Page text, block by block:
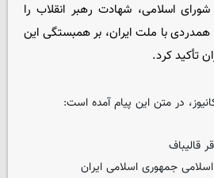
اسلامی، شهادت رهبر انقلاب را
با ملت ایران، بر همبستگی این
تأکید کرد.
در متن این پیام آمده است:
قالیباف
جمهوری اسلامی ایران